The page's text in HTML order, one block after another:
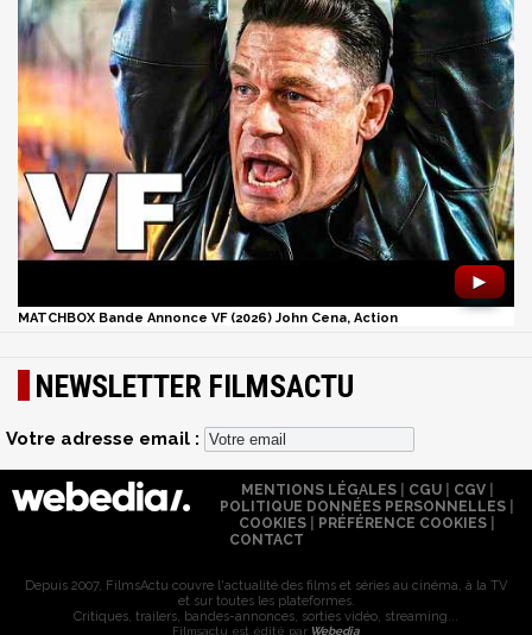
►
MATCHBOX Bande Annonce VF (2026) John Cena, Action
NEWSLETTER FILMSACTU
Votre adresse email :
MENTIONS LÉGALES| CGU| CGV|
POLITIQUE DONNÉES PERSONNELLES
COOKIES
PRÉFÉRENCE COOKIES
CONTACT
Depuis 2007, FilmsActu couvre l'actualité des films et séries au cinéma, à la TV
et sur toutes les plateformes.
Critiques, trailers, bandes-annonces, sorties vidéo, streaming...
Filmsactu est édité par Webedia